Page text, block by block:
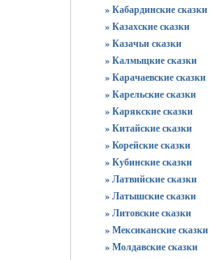
» Кабардинские сказки
» Казахские сказки
» Казачьи сказки
» Калмыцкие сказки
» Карачаевские сказки
» Карельские сказки
» Карякские сказки
» Китайские сказки
» Корейские сказки
» Кубинские сказки
» Латвийские сказки
» Латышские сказки
» Литовские сказки
» Мексиканские сказки
» Молдавские сказки